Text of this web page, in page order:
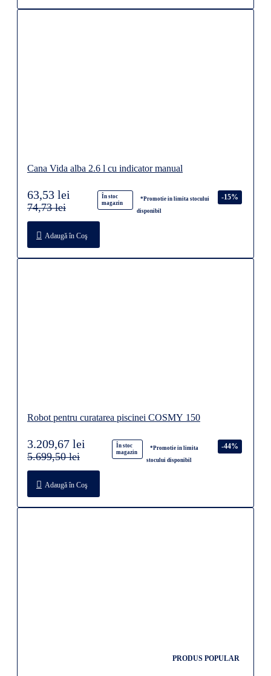
Cana Vida alba 2.6 l cu indicator manual
În stoc
magazin
*Promotie in limita stocului
disponibil
-15%
63,53 lei
74,73 lei
Adaugă în Coş
Robot pentru curatarea piscinei COSMY 150
În stoc
magazin
*Promotie in limita
stocului disponibil
-44%
3.209,67 lei
5.699,50 lei
Adaugă în Coş
PRODUS POPULAR